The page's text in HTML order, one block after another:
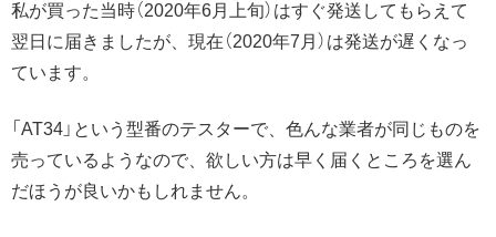
私が買った当時（2020年6月上旬）はすぐ発送してもらえて
翌日に届きましたが、現在（2020年7月）は発送が遅くなっ
ています。
「AT34」という型番のテスターで、色んな業者が同じものを
売っているようなので、欲しい方は早く届くところを選ん
だほうが良いかもしれません。